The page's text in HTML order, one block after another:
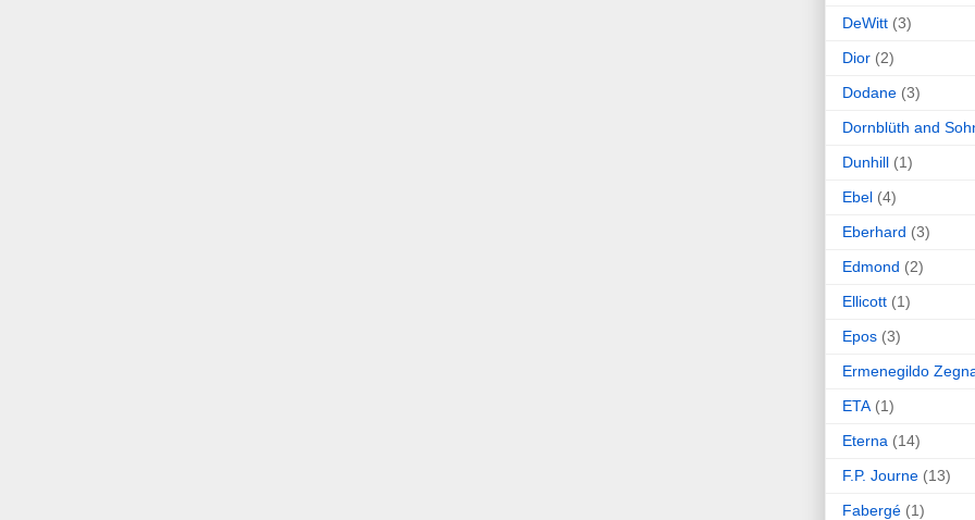
DeWitt (3)
Dior (2)
Dodane (3)
Dornblüth and
Dunhill (1)
Ebel (4)
Eberhard (3)
Edmond (2)
Ellicott (1)
Epos (3)
Ermenegildo
ETA (1)
Eterna (14)
F.P. Journe (13)
Fabergé (1)